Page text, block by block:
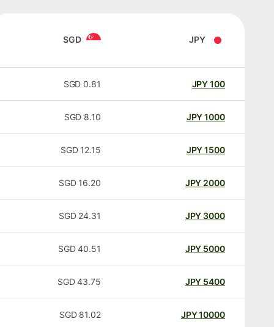
JPY
SGD
100
JPY
0.81
SGD
1000
JPY
8.10
SGD
1500
JPY
12.15
SGD
2000
JPY
16.20
SGD
3000
JPY
24.31
SGD
5000
JPY
40.51
SGD
5400
JPY
43.75
SGD
10000
JPY
81.02
SGD